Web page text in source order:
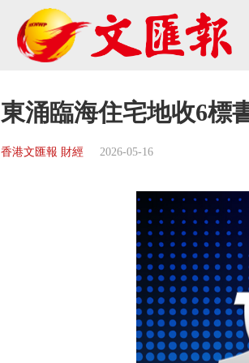
東涌臨海住宅地收6標
香港文匯報 財經 2026-05-16